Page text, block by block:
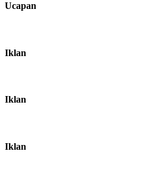
Ucapan
Iklan
Iklan
Iklan